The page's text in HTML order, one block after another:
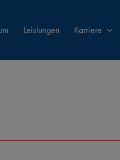
Leistungen Karriere